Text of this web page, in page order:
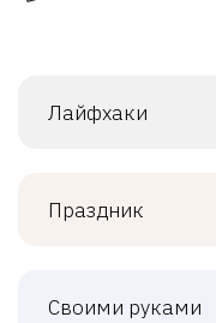
Лайфхаки
Праздник
Своими руками